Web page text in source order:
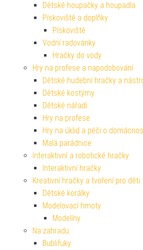
Dětské houpačky a houpadla
Pískoviště a doplňky
Pískoviště
Vodní radovánky
Hračky do vody
Hry na profese a napodobování
Dětské hudební hračky a
Dětské kostýmy
Dětské nářadí
Hry na profese
Hry na úklid a péči o
Malá parádnice
Interaktivní a robotické hračky
Interaktivní hračky
Kreativní hračky a tvoření pro děti
Dětské korálky
Modelovací hmoty
Modelíny
Na zahradu
Bublifuky